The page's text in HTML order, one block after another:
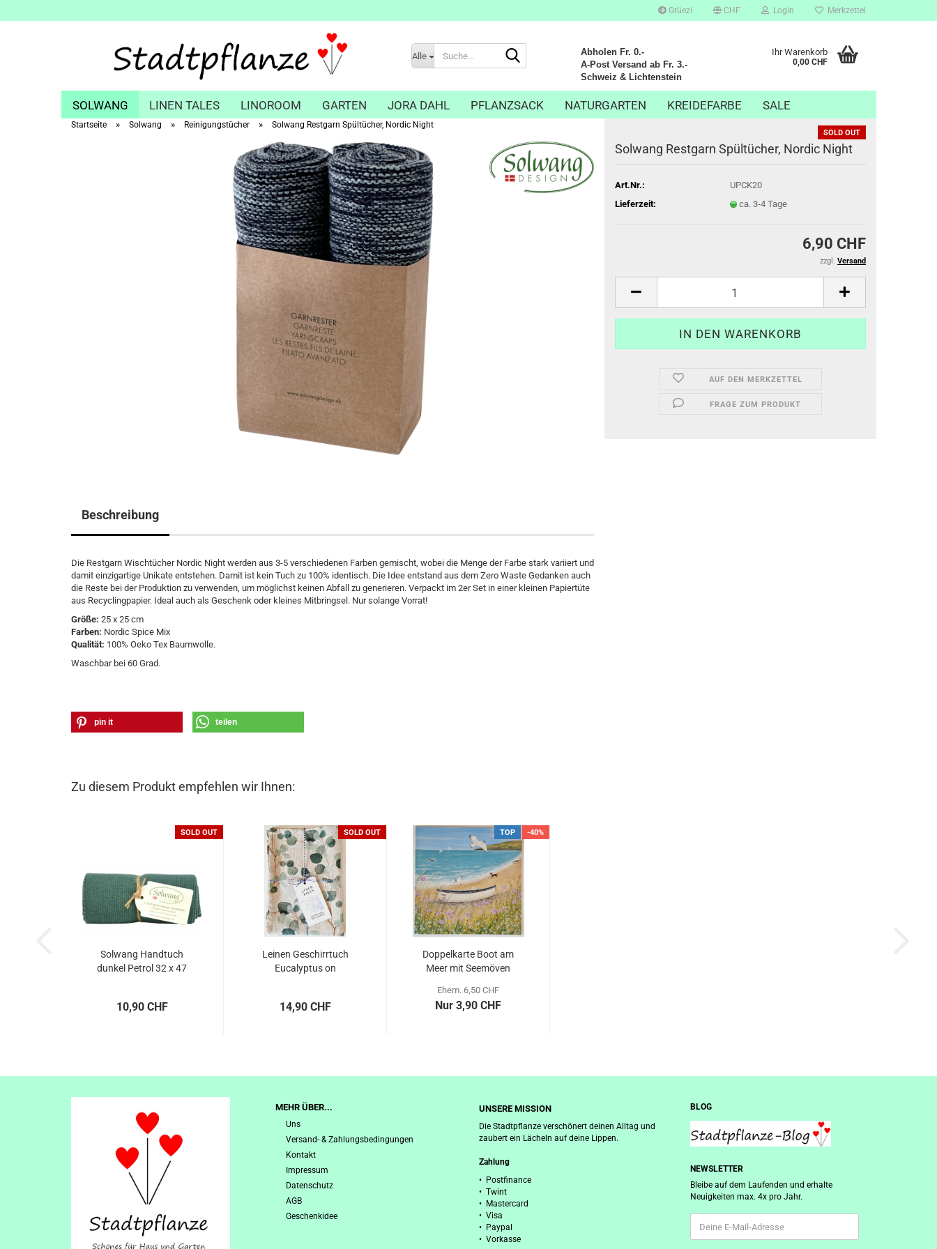
Grüezi CHF Login Merkzettel
Alle
Abholen Fr. 0.-
A-Post Versand ab Fr. 3.-
Schweiz & Lichtenstein
Ihr Warenkorb
0,00 CHF
SOLWANG LINEN TALES LINOROOM GARTEN JORA DAHL PFLANZSACK NATURGARTEN KREIDEFARBE SALE
Startseite » Solwang » Reinigungstücher » Solwang Restgarn Spültücher, Nordic Night
SOLD OUT
Solwang Restgarn Spültücher, Nordic Night
Art.Nr.:
UPCK20
Lieferzeit:
ca. 3-4 Tage
6,90 CHF
zzgl. Versand
AUF DEN MERKZETTEL
FRAGE ZUM PRODUKT
Beschreibung
Die Restgarn Wischtücher Nordic Night werden aus 3-5 verschiedenen Farben gemischt, wobei die Menge der Farbe stark variiert und
damit einzigartige Unikate entstehen. Damit ist kein Tuch zu 100% identisch. Die Idee entstand aus dem Zero Waste Gedanken auch
die Reste bei der Produktion zu verwenden, um möglichst keinen Abfall zu generieren. Verpackt im 2er Set in einer kleinen Papiertüte
aus Recyclingpapier. Ideal auch als Geschenk oder kleines Mitbringsel. Nur solange Vorrat!
Größe: 25 x 25 cm
Farben: Nordic Spice Mix
Qualität: 100% Oeko Tex Baumwolle.
Waschbar bei 60 Grad.
pin it teilen
Zu diesem Produkt empfehlen wir Ihnen:
SOLD OUT
Solwang Handtuch
dunkel Petrol 32 x 47
10,90 CHF
SOLD OUT
Leinen Geschirrtuch
Eucalyptus on
14,90 CHF
TOP -40%
Doppelkarte Boot am
Meer mit Seemöven
Ehem. 6,50 CHF
Nur 3,90 CHF
MEHR ÜBER...
Uns
Versand- & Zahlungsbedingungen
Kontakt
Impressum
Datenschutz
AGB
Geschenkidee
UNSERE MISSION
Die Stadtpflanze verschönert deinen Alltag und
zaubert ein Lächeln auf deine Lippen.
Zahlung
• Postfinance
• Twint
• Mastercard
• Visa
• Paypal
• Vorkasse
BLOG
NEWSLETTER
Bleibe auf dem Laufenden und erhalte
Neuigkeiten max. 4x pro Jahr.